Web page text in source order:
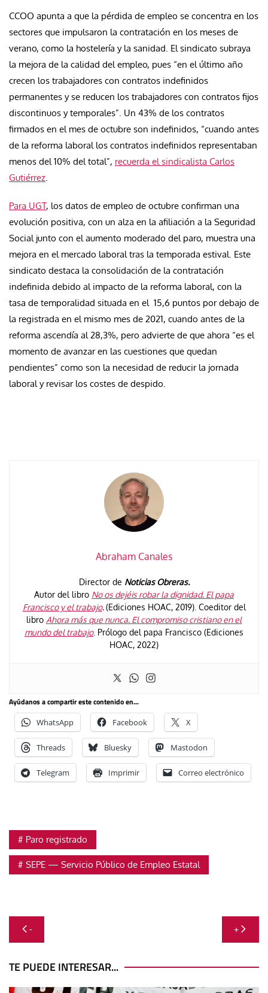
CCOO apunta a que la pérdida de empleo se concentra en los
sectores que impulsaron la contratación en los meses de
verano, como la hostelería y la sanidad. El sindicato subraya
la mejora de la calidad del empleo, pues “en el último año
crecen los trabajadores con contratos indefinidos
permanentes y se reducen los trabajadores con contratos fijos
discontinuos y temporales”. Un 43% de los contratos
firmados en el mes de octubre son indefinidos, “cuando antes
de la reforma laboral los contratos indefinidos representaban
menos del 10% del total”, recuerda el sindicalista Carlos
Gutiérrez.
Para UGT, los datos de empleo de octubre confirman una
evolución positiva, con un alza en la afiliación a la Seguridad
Social junto con el aumento moderado del paro, muestra una
mejora en el mercado laboral tras la temporada estival. Este
sindicato destaca la consolidación de la contratación
indefinida debido al impacto de la reforma laboral, con la
tasa de temporalidad situada en el 15,6 puntos por debajo de
la registrada en el mismo mes de 2021, cuando antes de la
reforma ascendía al 28,3%, pero advierte de que ahora “es el
momento de avanzar en las cuestiones que quedan
pendientes” como son la necesidad de reducir la jornada
laboral y revisar los costes de despido.
Abraham Canales
Director de Noticias Obreras.
Autor del libro No os dejéis robar la dignidad. El papa
Francisco y el trabajo.(Ediciones HOAC, 2019). Coeditor del
libro Ahora más que nunca. El compromiso cristiano en el
mundo del trabajo. Prólogo del papa Francisco (Ediciones
HOAC, 2022)
Ayúdanos a compartir este contenido en...
WhatsApp Facebook X
Threads Bluesky Mastodon
Telegram Imprimir Correo electrónico
Paro registrado
SEPE — Servicio Público de Empleo Estatal
Navegación
de
entradas
- +
TE PUEDE INTERESAR...